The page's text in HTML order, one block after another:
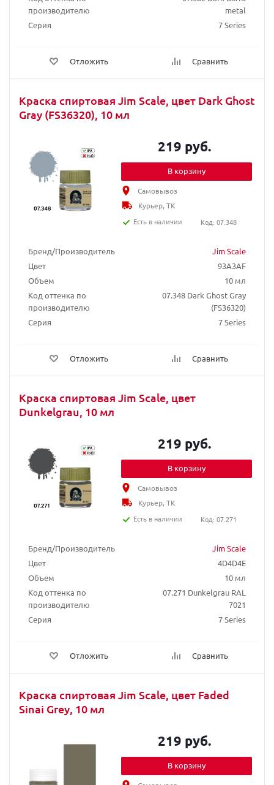
производителю
metal
Серия
7 Series
Отложить Сравнить
Краска спиртовая Jim Scale, цвет Dark Ghost
Gray (FS36320), 10 мл
Бренд/Производитель
Jim Scale
Цвет
93A3AF
Объем
10 мл
Код оттенка по
производителю
07.348 Dark Ghost Gray
(FS36320)
Серия
7 Series
Отложить Сравнить
219 руб.
В корзину
Самовывоз
Курьер, ТК
Есть в наличии
Код: 07.348
Краска спиртовая Jim Scale, цвет
Dunkelgrau, 10 мл
Бренд/Производитель
Jim Scale
Цвет
4D4D4E
Объем
10 мл
Код оттенка по
производителю
07.271 Dunkelgrau RAL
7021
Серия
7 Series
Отложить Сравнить
219 руб.
В корзину
Самовывоз
Курьер, ТК
Есть в наличии
Код: 07.271
Краска спиртовая Jim Scale, цвет Faded
Sinai Grey, 10 мл
219 руб.
В корзину